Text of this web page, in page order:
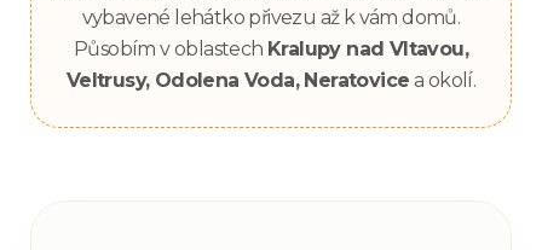
vybavené lehátko přivezu až k vám domů.
Působím v oblastech Kralupy nad Vltavou,
Veltrusy, Odolena Voda, Neratovice a okolí.